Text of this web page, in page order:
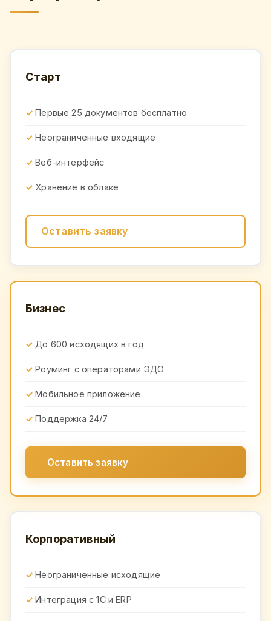
Старт
Первые 25 документов бесплатно
Неограниченные входящие
Веб-интерфейс
Хранение в облаке
Оставить заявку
Бизнес
До 600 исходящих в год
Роуминг с операторами ЭДО
Мобильное приложение
Поддержка 24/7
Оставить заявку
Корпоративный
Неограниченные исходящие
Интеграция с 1С и ERP